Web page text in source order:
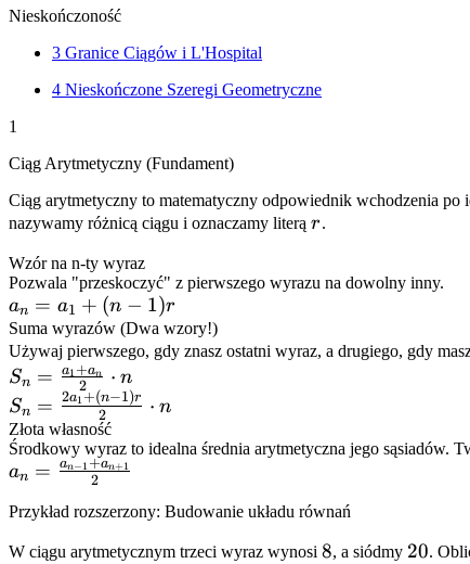
Nieskończoność
3 Granice Ciągów i L'Hospital
4 Nieskończone Szeregi Geometryczne
1
Ciąg Arytmetyczny (Fundament)
Ciąg arytmetyczny to matematyczny odpowiednik wchodzenia po
nazywamy różnicą ciągu i oznaczamy literą r
r.
Wzór na n-ty wyraz
Pozwala "przeskoczyć" z pierwszego wyrazu na dowolny inny.
a_n
=
a_1
+
(n-
1)r
an = a1 + (n − 1)r
Suma wyrazów (Dwa wzory!)
Używaj pierwszego, gdy znasz ostatni wyraz, a drugiego, gdy
S_n =
\frac{a_1
+ a_n}
{2} \cdot
n
Sn = 2
a1+an ⋅ n
S_n =
\frac{2a_1
+ (n-1)r}
{2} \cdot
n
Sn = 2
2a1+(n−1)r ⋅ n
Złota własność
Środkowy wyraz to idealna średnia arytmetyczna jego sąsiadów.
a_n =
1} +
a_{n+1}}
an = 2
an−1+an+1
Przykład rozszerzony: Budowanie układu równań
W ciągu arytmetycznym trzeci wyraz wynosi 8
8, a siódmy 20
20.